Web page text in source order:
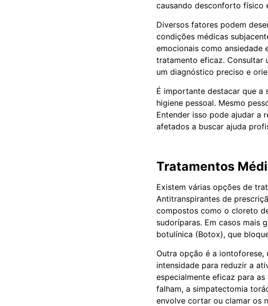
causando desconforto físico
Diversos fatores podem
condições médicas
emocionais como ansiedade
tratamento eficaz. Consultar
um diagnóstico preciso e
É importante destacar que a
higiene pessoal. Mesmo
Entender isso pode ajudar a
afetados a buscar ajuda
Tratamentos
Existem várias opções de
Antitranspirantes de
compostos como o cloreto
sudoríparas. Em casos mais
botulínica (Botox), que
Outra opção é a
intensidade para reduzir a
especialmente eficaz para
falham, a simpatectomia
envolve cortar ou clamar os